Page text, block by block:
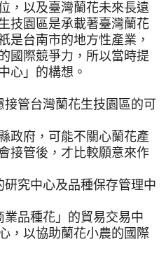
，以及臺灣蘭花未來長遠
技園區是承載著臺灣蘭花
是台南市的地方性產業，
國際競爭力，所以當時提
心」的構想。
管台灣蘭花生技園區的可
政府，可能不關心蘭花產
接管後，才比較願意來作
究中心及品種保存管理中
品種花」的貿易交易中
，以協助蘭花小農的國際